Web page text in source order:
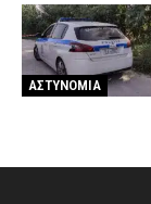
ΑΣΤΥΝΟΜΙΑ